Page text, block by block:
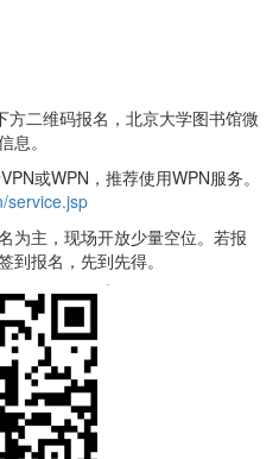
二维码报名，北京大学图书馆微
息。
或WPN，推荐使用WPN服务。
service.jsp
为主，现场开放少量空位。若报
到报名，先到先得。